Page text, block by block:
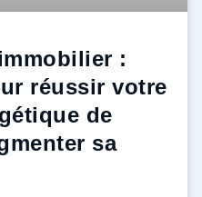
:
réussir votre
de
sa